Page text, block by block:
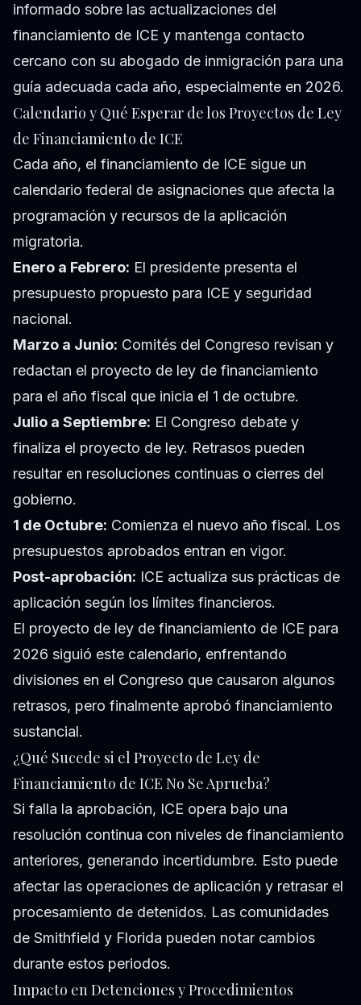
informado sobre las actualizaciones del
financiamiento de ICE y mantenga contacto
cercano con su abogado de inmigración para una
guía adecuada cada año, especialmente en 2026.
Calendario y Qué Esperar de los Proyectos de Ley
de Financiamiento de ICE
Cada año, el financiamiento de ICE sigue un
calendario federal de asignaciones que afecta la
programación y recursos de la aplicación
migratoria.
Enero a Febrero: El presidente presenta el
presupuesto propuesto para ICE y seguridad
nacional.
Marzo a Junio: Comités del Congreso revisan y
redactan el proyecto de ley de financiamiento
para el año fiscal que inicia el 1 de octubre.
Julio a Septiembre: El Congreso debate y
finaliza el proyecto de ley. Retrasos pueden
resultar en resoluciones continuas o cierres del
gobierno.
1 de Octubre: Comienza el nuevo año fiscal. Los
presupuestos aprobados entran en vigor.
Post-aprobación: ICE actualiza sus prácticas de
aplicación según los límites financieros.
El proyecto de ley de financiamiento de ICE para
2026 siguió este calendario, enfrentando
divisiones en el Congreso que causaron algunos
retrasos, pero finalmente aprobó financiamiento
sustancial.
¿Qué Sucede si el Proyecto de Ley de
Financiamiento de ICE No Se Aprueba?
Si falla la aprobación, ICE opera bajo una
resolución continua con niveles de financiamiento
anteriores, generando incertidumbre. Esto puede
afectar las operaciones de aplicación y retrasar el
procesamiento de detenidos. Las comunidades
de Smithfield y Florida pueden notar cambios
durante estos periodos.
Impacto en Detenciones y Procedimientos